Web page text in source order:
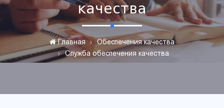
качества
Главная
Обеспечения качества
Служба обеспечения качества